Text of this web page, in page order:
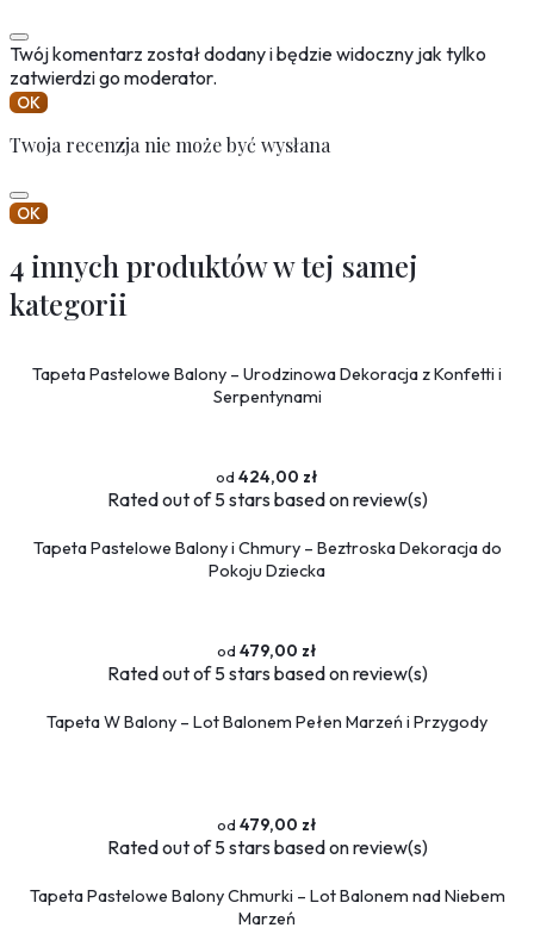
Twój komentarz został dodany i będzie widoczny jak tylko
zatwierdzi go moderator.
OK
Twoja recenzja nie może być wysłana
OK
4 innych produktów w tej samej
kategorii
Tapeta Pastelowe Balony – Urodzinowa Dekoracja z Konfetti i
Serpentynami
424,00 zł
Ratedout of 5 stars based onreview(s)
Tapeta Pastelowe Balony i Chmury – Beztroska Dekoracja do
Pokoju Dziecka
479,00 zł
Ratedout of 5 stars based onreview(s)
Tapeta W Balony – Lot Balonem Pełen Marzeń i Przygody
479,00 zł
Ratedout of 5 stars based onreview(s)
Tapeta Pastelowe Balony Chmurki – Lot Balonem nad Niebem
Marzeń